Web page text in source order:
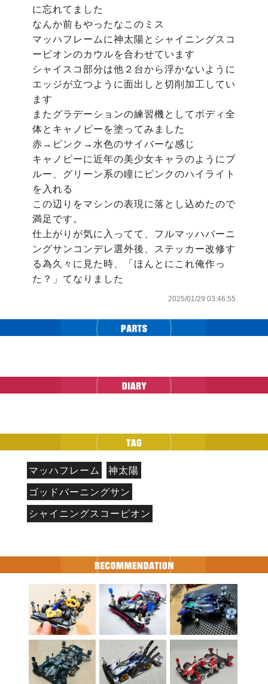
に忘れてました
なんか前もやったなこのミス
マッハフレームに神太陽とシャイニングスコ
ーピオンのカウルを合わせています
シャイスコ部分は他２台から浮かないように
エッジが立つように面出しと切削加工してい
ます
またグラデーションの練習機としてボディ全
体とキャノピーを塗ってみました
赤→ピンク→水色のサイバーな感じ
キャノピーに近年の美少女キャラのようにブ
ルー、グリーン系の瞳にピンクのハイライト
を入れる
この辺りをマシンの表現に落とし込めたので
満足です。
仕上がりが気に入ってて、フルマッハバーニ
ングサンコンデレ選外後、ステッカー改修す
る為久々に見た時、「ほんとにこれ俺作っ
た？」てなりました
2025/01/29 03:46:55
マッハフレーム 神太陽
ゴッドバーニングサン
シャイニングスコーピオン